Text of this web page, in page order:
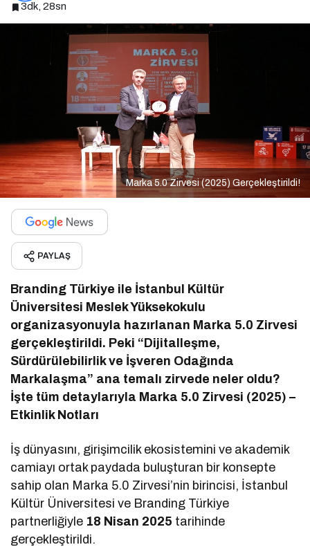
3dk, 28sn
Marka 5.0 Zirvesi (2025) Gerçekleştirildi!
PAYLAŞ
Branding Türkiye ile İstanbul Kültür
Üniversitesi Meslek Yüksekokulu
organizasyonuyla hazırlanan Marka 5.0 Zirvesi
gerçekleştirildi. Peki “Dijitalleşme,
Sürdürülebilirlik ve İşveren Odağında
Markalaşma” ana temalı zirvede neler oldu?
İşte tüm detaylarıyla Marka 5.0 Zirvesi (2025) –
Etkinlik Notları
İş dünyasını, girişimcilik ekosistemini ve akademik
camiayı ortak paydada buluşturan bir konsepte
sahip olan Marka 5.0 Zirvesi’nin birincisi, İstanbul
Kültür Üniversitesi ve Branding Türkiye
partnerliğiyle 18 Nisan 2025 tarihinde
gerçekleştirildi.